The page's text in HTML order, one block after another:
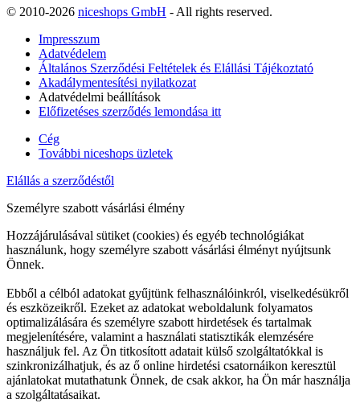
© 2010-2026 niceshops GmbH - All rights reserved.
Impresszum
Adatvédelem
Általános Szerződési Feltételek és Elállási Tájékoztató
Akadálymentesítési nyilatkozat
Adatvédelmi beállítások
Előfizetéses szerződés lemondása itt
Cég
További niceshops üzletek
Elállás a szerződéstől
Személyre szabott vásárlási élmény
Hozzájárulásával sütiket (cookies) és egyéb technológiákat
használunk, hogy személyre szabott vásárlási élményt nyújtsunk
Önnek.
Ebből a célból adatokat gyűjtünk felhasználóinkról, viselkedésükről
és eszközeikről. Ezeket az adatokat weboldalunk folyamatos
optimalizálására és személyre szabott hirdetések és tartalmak
megjelenítésére, valamint a használati statisztikák elemzésére
használjuk fel. Az Ön titkosított adatait külső szolgáltatókkal is
szinkronizálhatjuk, és az ő online hirdetési csatornáikon keresztül
ajánlatokat mutathatunk Önnek, de csak akkor, ha Ön már használja
a szolgáltatásaikat.